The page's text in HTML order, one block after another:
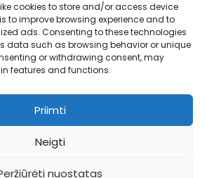
cookies to store and/or access device
to improve browsing experience and to
ads. Consenting to these technologies
data such as browsing behavior or unique
or withdrawing consent, may
features and functions.
Priimti
Neigti
nuostatas
saugomos © Bodyfoodas.lt 2026